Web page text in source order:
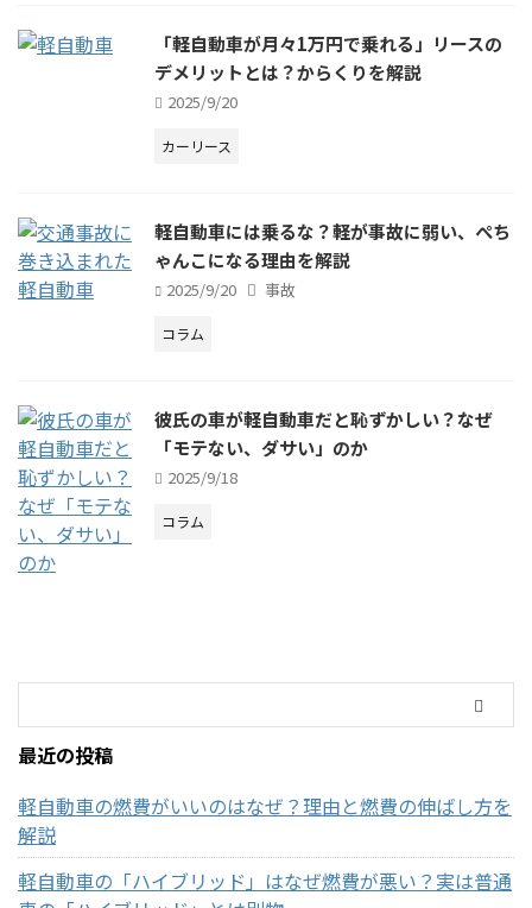
「軽自動車が月々1万円で乗れる」リースの
デメリットとは？からくりを解説
2025/9/20
カーリース
軽自動車には乗るな？軽が事故に弱い、ぺち
ゃんこになる理由を解説
2025/9/20 事故
コラム
彼氏の車が軽自動車だと恥ずかしい？なぜ
「モテない、ダサい」のか
2025/9/18
コラム
最近の投稿
軽自動車の燃費がいいのはなぜ？理由と燃費の伸ばし方を
解説
軽自動車の「ハイブリッド」はなぜ燃費が悪い？実は普通